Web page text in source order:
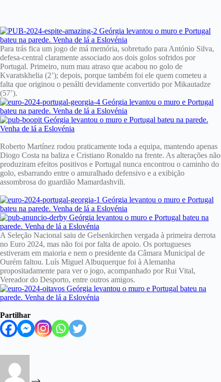
Para trás fica um jogo de má memória, sobretudo para António Silva,
defesa-central claramente associado aos dois golos sofridos por
Portugal. Primeiro, num mau atraso que acabou no golo de
Kvaratskhelia (2’); depois, porque também foi ele quem cometeu a
falta que originou o penálti devidamente convertido por Mikautadze
(57’).
Roberto Martínez rodou praticamente toda a equipa, mantendo apenas
Diogo Costa na baliza e Cristiano Ronaldo na frente. As alterações não
produziram efeitos positivos e Portugal nunca encontrou o caminho do
golo, esbarrando entre o amuralhado defensivo e a exibição
assombrosa do guardião Mamardashvili.
A Seleção Nacional saiu de Gelsenkirchen vergada à primeira derrota
no Euro 2024, mas não foi por falta de apoio. Os portugueses
estiveram em maioria e nem o presidente da Câmara Municipal de
Ourém faltou. Luís Miguel Albuquerque foi à Alemanha
propositadamente para ver o jogo, acompanhado por Rui Vital,
Vereador do Desporto, entre outros amigos.
Partilhar